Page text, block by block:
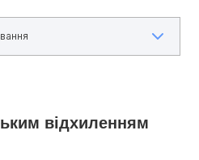
відхиленням